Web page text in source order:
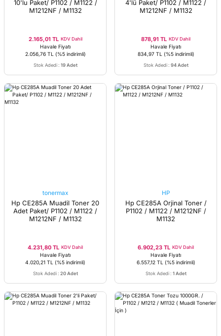
10'lu Paket/ P1102 / M1122 /
M1212NF / M1132
2.165,01 TL KDV Dahil
Havale Fiyatı
2.056,76 TL
(%5 indirimli)
Stok Adedi : 19 Adet
4'lü Paket/ P1102 / M1122 /
M1212NF / M1132
878,91 TL KDV Dahil
Havale Fiyatı
834,97 TL
(%5 indirimli)
Stok Adedi : 94 Adet
tonermax
Hp CE285A Muadil Toner 20
Adet Paket/ P1102 / M1122 /
M1212NF / M1132
4.231,80 TL KDV Dahil
Havale Fiyatı
4.020,21 TL (%5 indirimli)
Stok Adedi : 20 Adet
HP
Hp CE285A Orjinal Toner /
P1102 / M1122 / M1212NF /
M1132
6.902,23 TL KDV Dahil
Havale Fiyatı
6.557,12 TL
(%5 indirimli)
Stok Adedi : 1 Adet